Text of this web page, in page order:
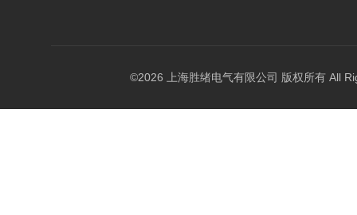
©2026 上海胜绪电气有限公司 版权所有 All